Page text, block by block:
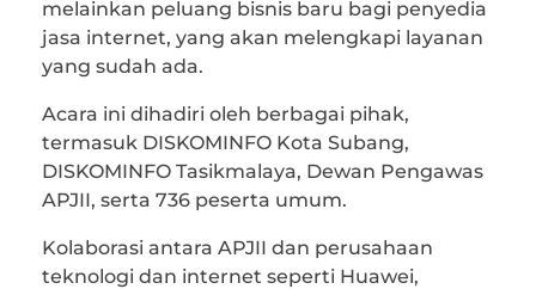
melainkan peluang bisnis baru bagi penyedia
jasa internet, yang akan melengkapi layanan
yang sudah ada.
Acara ini dihadiri oleh berbagai pihak,
termasuk DISKOMINFO Kota Subang,
DISKOMINFO Tasikmalaya, Dewan Pengawas
APJII, serta 736 peserta umum.
Kolaborasi antara APJII dan perusahaan
teknologi dan internet seperti Huawei,